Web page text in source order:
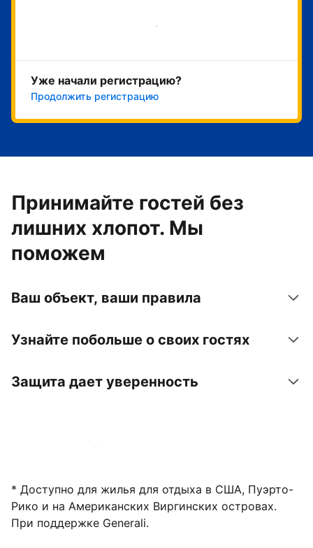
Начать
Уже начали регистрацию?
Продолжить регистрацию
Принимайте гостей без
лишних хлопот. Мы
поможем
Ваш объект, ваши правила
Узнайте побольше о своих гостях
Защита дает уверенность
Зарегистрировать объект
* Доступно для жилья для отдыха в США, Пуэрто-
Рико и на Американских Виргинских островах.
При поддержке Generali.